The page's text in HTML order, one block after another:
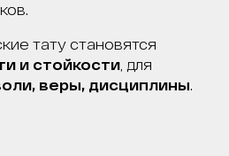
тату становятся
и стойкости , для
веры, дисциплины.